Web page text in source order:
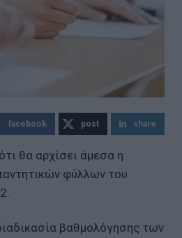
facebook post share
θα αρχίσει άμεσα η
φύλλων του
βαθμολόγησης των